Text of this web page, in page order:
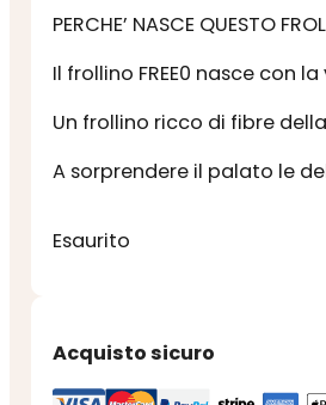
PERCHE’ NASCE QUESTO
Il frollino FREE0 nasce con
Un frollino ricco di fibre
A sorprendere il palato le
Esaurito
Acquisto sicuro